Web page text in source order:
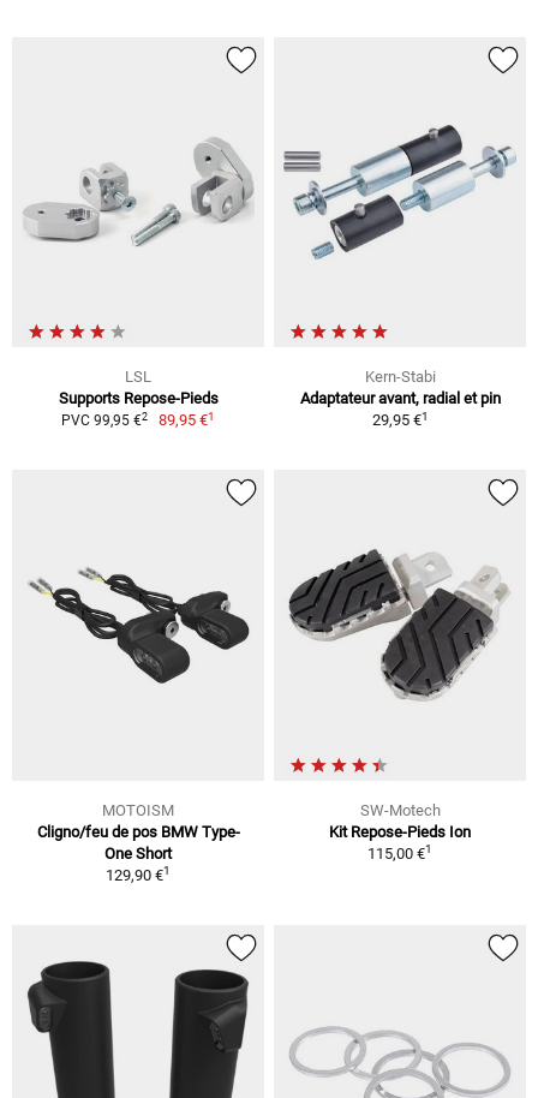
LSL
Supports Repose-Pieds
PVC 99,95 €2 89,95 €1
Kern-Stabi
Adaptateur avant, radial et pin
29,95 €1
MOTOISM
Cligno/feu de pos BMW Type-
One Short
129,90 €1
SW-Motech
Kit Repose-Pieds Ion
115,00 €1